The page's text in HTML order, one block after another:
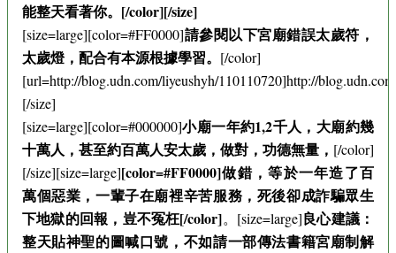
能整天看著你。[/color][/size]
[size=large][color=#FF0000]請參閱以下宮廟錯誤太歲符，
太歲燈，配合有本源根據學習。 [/color]
[url=http://blog.udn.com/liyeushyh/110110720]http://
[/size]
[size=large][color=#000000]小廟一年約1,2千人，大廟約幾
十萬人，甚至約百萬人安太歲，做對，功德無量， [/color]
[/size][size=large][color=#FF0000]做錯，等於一年造了百
萬個惡業，一輩子在廟裡辛苦服務，死後卻成詐騙眾生
下地獄的回報，豈不冤枉[/color]。[size=large]良心建議：
整天貼神聖的圖喊口號，不如請一部傳法書籍宮廟制解